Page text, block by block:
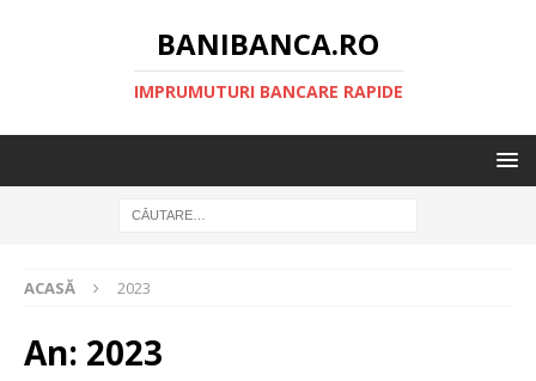
BANIBANCA.RO
IMPRUMUTURI BANCARE RAPIDE
ACASĂ 2023
An: 2023